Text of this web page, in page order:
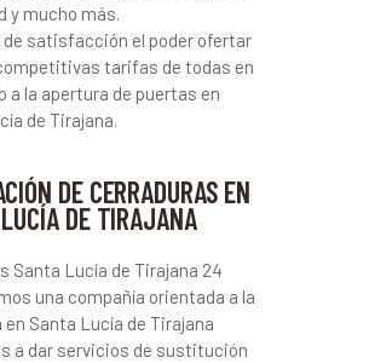
y mucho más.
de satisfacción el poder ofertar
tarifas de todas en
a la apertura de puertas en
de Tirajana.
DE CERRADURAS EN
DE TIRAJANA
Santa Lucía de Tirajana 24
una compañía orientada a la
en Santa Lucía de Tirajana
a dar servicios de sustitución